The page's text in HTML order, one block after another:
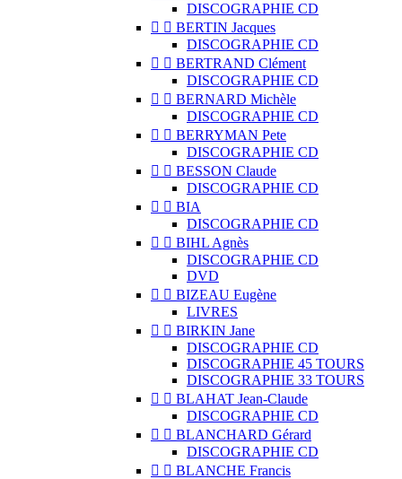
DISCOGRAPHIE CD
  BERTIN Jacques
DISCOGRAPHIE CD
  BERTRAND Clément
DISCOGRAPHIE CD
  BERNARD Michèle
DISCOGRAPHIE CD
  BERRYMAN Pete
DISCOGRAPHIE CD
  BESSON Claude
DISCOGRAPHIE CD
  BIA
DISCOGRAPHIE CD
  BIHL Agnès
DISCOGRAPHIE CD
DVD
  BIZEAU Eugène
LIVRES
  BIRKIN Jane
DISCOGRAPHIE CD
DISCOGRAPHIE 45 TOURS
DISCOGRAPHIE 33 TOURS
  BLAHAT Jean-Claude
DISCOGRAPHIE CD
  BLANCHARD Gérard
DISCOGRAPHIE CD
  BLANCHE Francis